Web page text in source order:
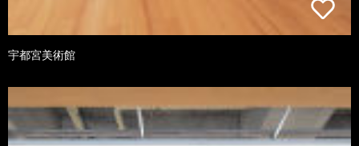
宇都宮美術館